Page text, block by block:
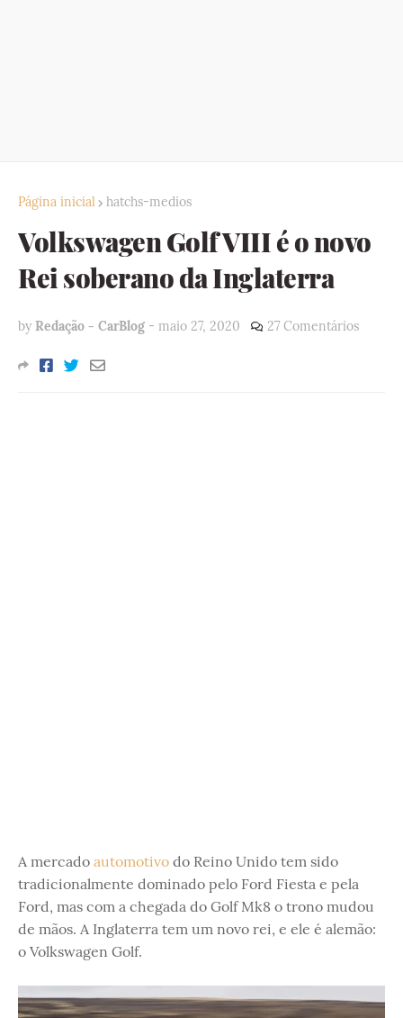
Página inicial hatchs-medios
Volkswagen Golf VIII é o novo
Rei soberano da Inglaterra
by Redação - CarBlog - maio 27, 2020 27 Comentários
A mercado automotivo do Reino Unido tem sido
tradicionalmente dominado pelo Ford Fiesta e pela
Ford, mas com a chegada do Golf Mk8 o trono mudou
de mãos. A Inglaterra tem um novo rei, e ele é alemão:
o Volkswagen Golf.